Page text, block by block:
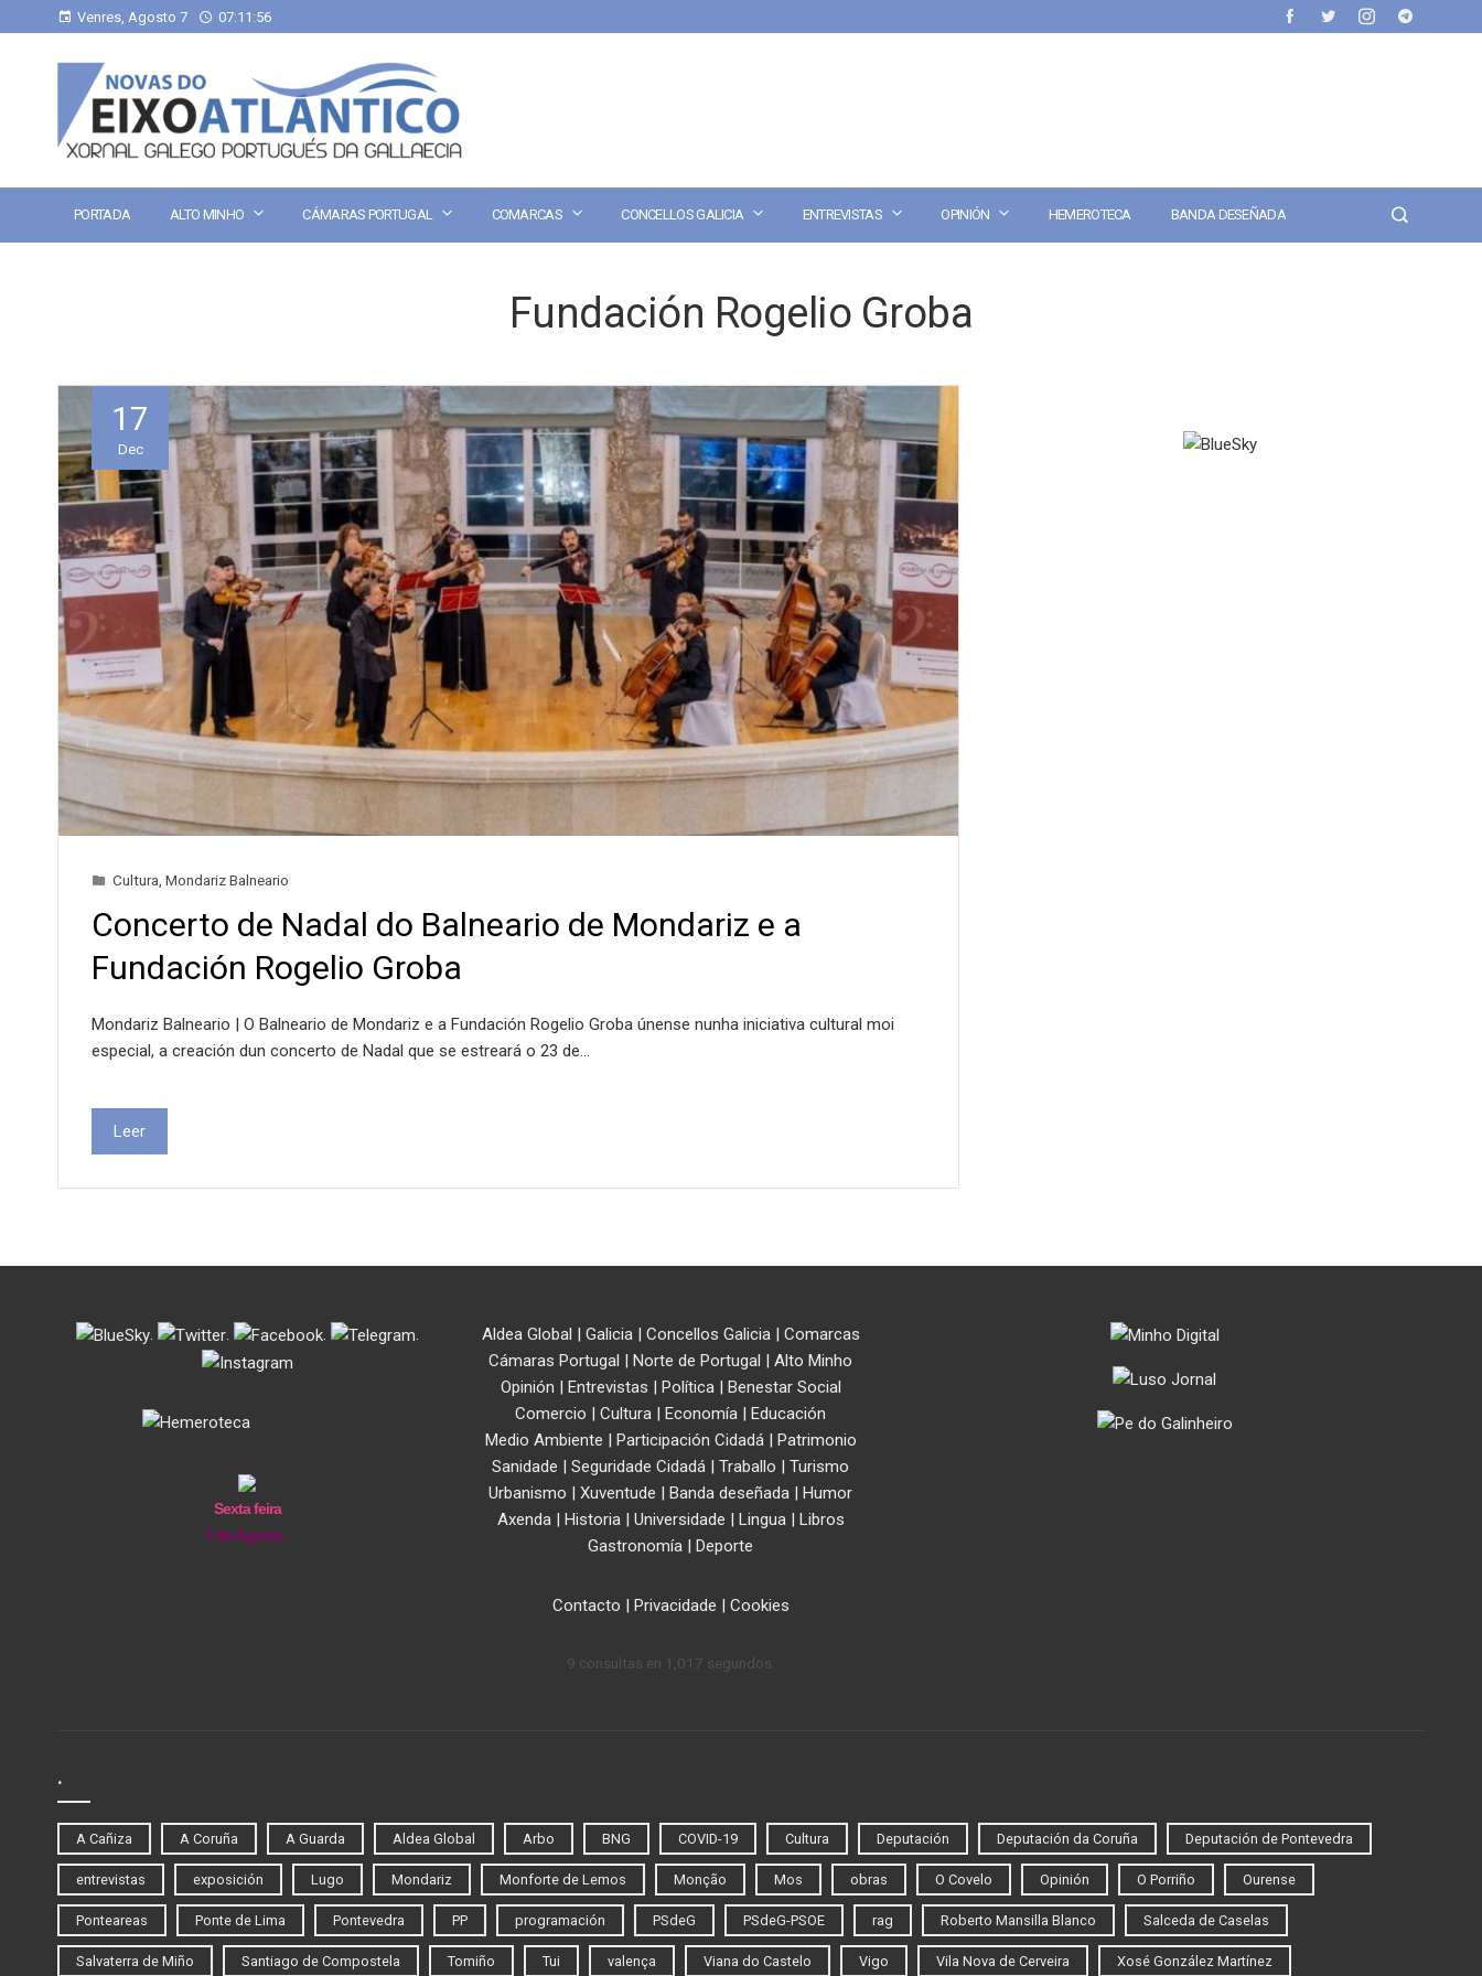
Venres, Agosto 7 07:11:57
PORTADA ALTO MINHO CÁMARAS PORTUGAL COMARCAS CONCELLOS GALICIA ENTREVISTAS OPINIÓN HEMEROTECA BANDA DESEÑADA
Fundación Rogelio Groba
17
Dec
Cultura Mondariz Balneario
Concerto de Nadal do Balneario de Mondariz e a
Fundación Rogelio Groba
Mondariz Balneario | O Balneario de Mondariz e a Fundación Rogelio Groba únense nunha iniciativa cultural moi
especial, a creación dun concerto de Nadal que se estreará o 23 de…
Leer
. . . .
Sexta feira
7 de Agosto
Aldea Global | Galicia| Concellos Galicia| Comarcas
Cámaras Portugal | Norte de Portugal | Alto Minho
Opinión | Entrevistas | Política| Benestar Social
Comercio | Cultura | Economía | Educación
Medio Ambiente | Participación Cidadá| Patrimonio
Sanidade | Seguridade Cidadá | Traballo | Turismo
Urbanismo | Xuventude | Banda deseñada | Humor
Axenda| Historia| Universidade | Lingua| Libros
Gastronomía | Deporte
Contacto | Privacidade | Cookies
9 consultas en 1,017 segundos.
.
A Cañiza A Coruña A Guarda Aldea Global Arbo BNG COVID-19 Cultura Deputación Deputación da Coruña Deputación de Pontevedra
entrevistas exposición Lugo Mondariz Monforte de Lemos Monção Mos obras O Covelo Opinión O Porriño Ourense
Ponteareas Ponte de Lima Pontevedra PP programación PSdeG PSdeG-PSOE rag Roberto Mansilla Blanco Salceda de Caselas
Salvaterra de Miño Santiago de Compostela Tomiño Tui valença Viana do Castelo Vigo Vila Nova de Cerveira Xosé González Martínez